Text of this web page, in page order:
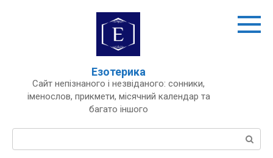
Езотерика
Сайт непізнаного і незвіданого: сонники,
іменослов, прикмети, місячний календар та
багато іншого
Пошук: